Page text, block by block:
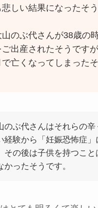
しい結果になったそう
山のぶ代さんが38歳の
出産されたそうです
で亡くなってしまった
のぶ代さんはそれらの辛
経験から「妊娠恐怖症」
その後は子供を持つこと
かったそうです。